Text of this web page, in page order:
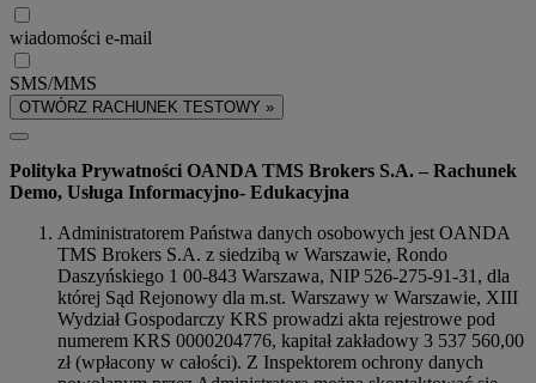
wiadomości e-mail
SMS/MMS
OTWÓRZ RACHUNEK TESTOWY »
Polityka Prywatności OANDA TMS Brokers S.A. – Rachunek
Demo, Usługa Informacyjno- Edukacyjna
Administratorem Państwa danych osobowych jest OANDA
TMS Brokers S.A. z siedzibą w Warszawie, Rondo
Daszyńskiego 1 00-843 Warszawa, NIP 526-275-91-31, dla
której Sąd Rejonowy dla m.st. Warszawy w Warszawie, XIII
Wydział Gospodarczy KRS prowadzi akta rejestrowe pod
numerem KRS 0000204776, kapitał zakładowy 3 537 560,00
zł (wpłacony w całości). Z Inspektorem ochrony danych